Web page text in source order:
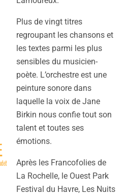
Plus de vingt titres
regroupant les chansons et
les textes parmi les plus
sensibles du musicien-
poète. L’orchestre est une
peinture sonore dans
laquelle la voix de Jane
Birkin nous confie tout son
talent et toutes ses
émotions.
Après les Francofolies de
La Rochelle, le Ouest Park
Festival du Havre, Les Nuits